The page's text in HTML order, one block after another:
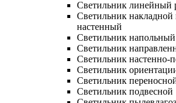
Светильник линейный
Светильник
настенный
Светильник напольный
Светильник
Светильник настенно-
Светильник
Светильник
Светильник подвесной